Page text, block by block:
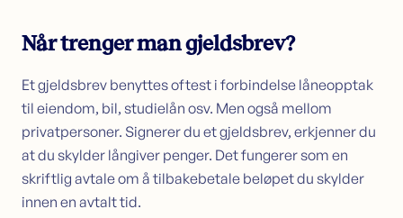
Når trenger man gjeldsbrev?
Et gjeldsbrev benyttes oftest i forbindelse låneopptak
til eiendom, bil, studielån osv. Men også mellom
privatpersoner. Signerer du et gjeldsbrev, erkjenner du
at du skylder långiver penger. Det fungerer som en
skriftlig avtale om å tilbakebetale beløpet du skylder
innen en avtalt tid.